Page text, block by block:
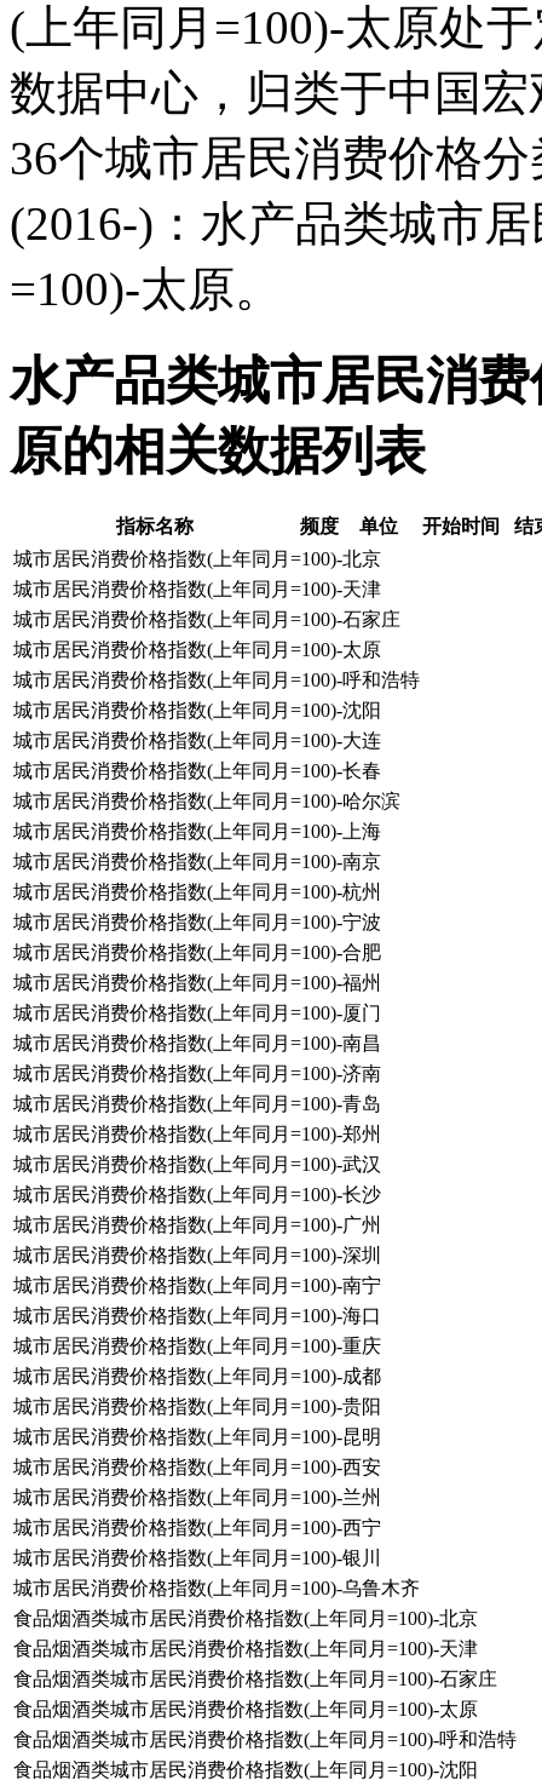
(上年同月=100)-太原处
数据中心，归类于中国
36个城市居民消费价格
(2016-)：水产品类城市
=100)-太原。
水产品类城市居民消
原的相关数据列表
指标名称 频度 单位 开始时间
结
城市居民消费价格指数(上年同月=100)-北京
城市居民消费价格指数(上年同月=100)-天津
城市居民消费价格指数(上年同月=100)-石家庄
城市居民消费价格指数(上年同月=100)-太原
城市居民消费价格指数(上年同月=100)-呼和浩特
城市居民消费价格指数(上年同月=100)-沈阳
城市居民消费价格指数(上年同月=100)-大连
城市居民消费价格指数(上年同月=100)-长春
城市居民消费价格指数(上年同月=100)-哈尔滨
城市居民消费价格指数(上年同月=100)-上海
城市居民消费价格指数(上年同月=100)-南京
城市居民消费价格指数(上年同月=100)-杭州
城市居民消费价格指数(上年同月=100)-宁波
城市居民消费价格指数(上年同月=100)-合肥
城市居民消费价格指数(上年同月=100)-福州
城市居民消费价格指数(上年同月=100)-厦门
城市居民消费价格指数(上年同月=100)-南昌
城市居民消费价格指数(上年同月=100)-济南
城市居民消费价格指数(上年同月=100)-青岛
城市居民消费价格指数(上年同月=100)-郑州
城市居民消费价格指数(上年同月=100)-武汉
城市居民消费价格指数(上年同月=100)-长沙
城市居民消费价格指数(上年同月=100)-广州
城市居民消费价格指数(上年同月=100)-深圳
城市居民消费价格指数(上年同月=100)-南宁
城市居民消费价格指数(上年同月=100)-海口
城市居民消费价格指数(上年同月=100)-重庆
城市居民消费价格指数(上年同月=100)-成都
城市居民消费价格指数(上年同月=100)-贵阳
城市居民消费价格指数(上年同月=100)-昆明
城市居民消费价格指数(上年同月=100)-西安
城市居民消费价格指数(上年同月=100)-兰州
城市居民消费价格指数(上年同月=100)-西宁
城市居民消费价格指数(上年同月=100)-银川
城市居民消费价格指数(上年同月=100)-乌鲁木齐
食品烟酒类城市居民消费价格指数(上年同月=100)-北京
食品烟酒类城市居民消费价格指数(上年同月=100)-天津
食品烟酒类城市居民消费价格指数(上年同月=100)-石家庄
食品烟酒类城市居民消费价格指数(上年同月=100)-太原
食品烟酒类城市居民消费价格指数(上年同月=100)-呼和浩特
食品烟酒类城市居民消费价格指数(上年同月=100)-沈阳